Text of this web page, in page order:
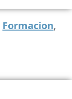
Formacion,